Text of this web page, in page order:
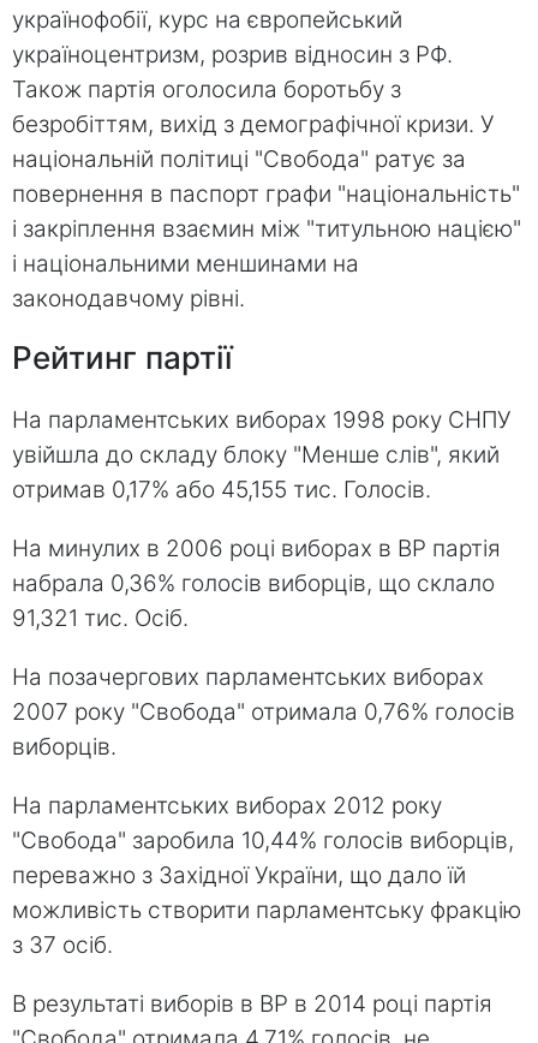
українофобії, курс на європейський
україноцентризм, розрив відносин з РФ.
Також партія оголосила боротьбу з
безробіттям, вихід з демографічної кризи. У
національній політиці "Свобода" ратує за
повернення в паспорт графи "національність"
і закріплення взаємин між "титульною нацією"
і національними меншинами на
законодавчому рівні.
Рейтинг партії
На парламентських виборах 1998 року СНПУ
увійшла до складу блоку "Менше слів", який
отримав 0,17% або 45,155 тис. Голосів.
На минулих в 2006 році виборах в ВР партія
набрала 0,36% голосів виборців, що склало
91,321 тис. Осіб.
На позачергових парламентських виборах
2007 року "Свобода" отримала 0,76% голосів
виборців.
На парламентських виборах 2012 року
"Свобода" заробила 10,44% голосів виборців,
переважно з Західної України, що дало їй
можливість створити парламентську фракцію
з 37 осіб.
В результаті виборів в ВР в 2014 році партія